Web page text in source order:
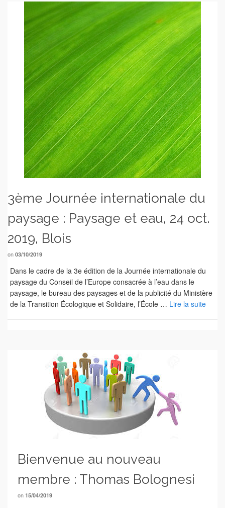
3ème Journée internationale du
paysage : Paysage et eau, 24 oct.
2019, Blois
on 03/10/2019
Dans le cadre de la 3e édition de la Journée internationale du
paysage du Conseil de l’Europe consacrée à l’eau dans le
paysage, le bureau des paysages et de la publicité du Ministère
de la Transition Écologique et Solidaire, l’École … Lire la suite
Bienvenue au nouveau
membre : Thomas Bolognesi
on 15/04/2019